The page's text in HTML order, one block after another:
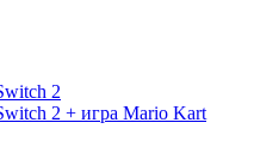
2
2 + игра Mario Kart